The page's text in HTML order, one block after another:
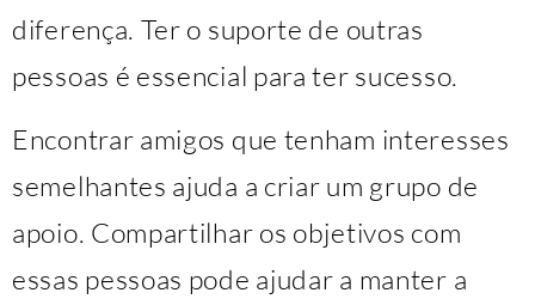
diferença. Ter o suporte de outras
pessoas é essencial para ter sucesso.
Encontrar amigos que tenham interesses
semelhantes ajuda a criar um grupo de
apoio. Compartilhar os objetivos com
essas pessoas pode ajudar a manter a